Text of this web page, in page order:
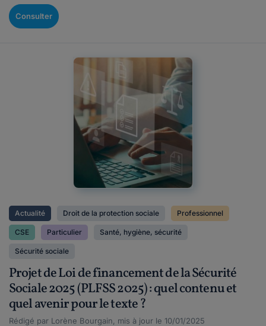
Consulter
Actualité Droit de la protection sociale Professionnel
CSE Particulier Santé, hygiène, sécurité
Sécurité sociale
Projet de Loi de financement de la Sécurité
Sociale 2025 (PLFSS 2025) : quel contenu et
quel avenir pour le texte ?
Rédigé par Lorène Bourgain, mis à jour le 10/01/2025